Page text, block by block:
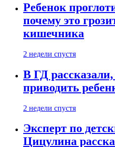
Ребенок
почему это
кишечника
2 недели спустя
В ГД
приводить
2 недели спустя
Эксперт по
Цицулина